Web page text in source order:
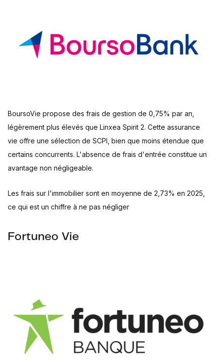
BoursoVie propose des frais de gestion de 0,75% par an,
légèrement plus élevés que Linxea Spirit 2. Cette assurance
vie offre une sélection de SCPI, bien que moins étendue que
certains concurrents. L'absence de frais d'entrée constitue un
avantage non négligeable.
Les frais sur l'immobilier sont en moyenne de 2,73% en 2025,
ce qui est un chiffre à ne pas négliger
Fortuneo Vie